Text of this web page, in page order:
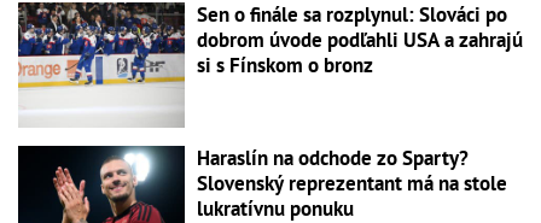
Sen o finále sa rozplynul: Slováci po
dobrom úvode podľahli USA a zahrajú
si s Fínskom o bronz
Haraslín na odchode zo Sparty?
Slovenský reprezentant má na stole
lukratívnu ponuku